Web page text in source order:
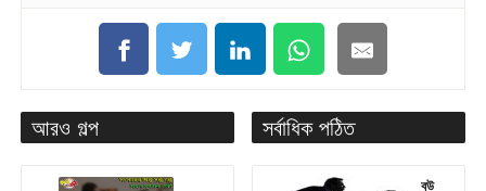
আরও গল্প সর্বাধিক পঠিত
বউ